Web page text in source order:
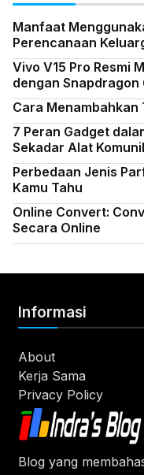
Manfaat
Perencanaan
Vivo V15 Pro Resmi
dengan Snapdragon
Cara Menambahkan
7 Peran Gadget
Sekadar Alat
Perbedaan Jenis
Kamu Tahu
Online Convert:
Secara Online
Blog yang
Informasi
About
Kerja Sama
Privacy Policy